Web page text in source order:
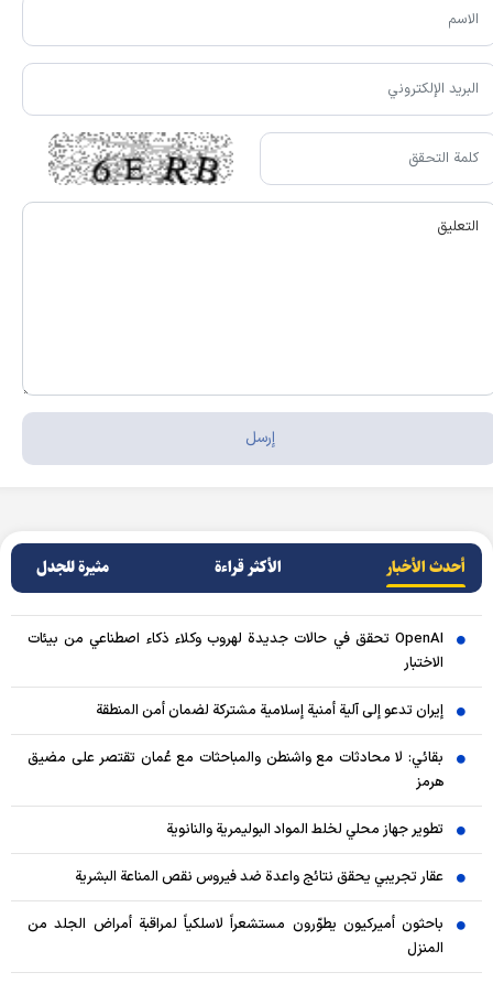
أحدث الأخبار الأکثر قراءة مثيرة للجدل
OpenAI تحقق في حالات جديدة لهروب وكلاء ذكاء اصطناعي من بيئات
الاختبار
إيران تدعو إلى آلية أمنية إسلامية مشتركة لضمان أمن المنطقة
بقائي: لا محادثات مع واشنطن والمباحثات مع عُمان تقتصر على مضيق
هرمز
تطوير جهاز محلي لخلط المواد البوليمرية والنانوية
عقار تجريبي يحقق نتائج واعدة ضد فيروس نقص المناعة البشرية
باحثون أميركيون يطوّرون مستشعراً لاسلكياً لمراقبة أمراض الجلد من
المنزل